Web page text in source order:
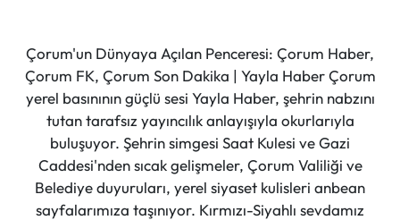
Çorum'un Dünyaya Açılan Penceresi: Çorum Haber,
Çorum FK, Çorum Son Dakika | Yayla Haber Çorum
yerel basınının güçlü sesi Yayla Haber, şehrin nabzını
tutan tarafsız yayıncılık anlayışıyla okurlarıyla
buluşuyor. Şehrin simgesi Saat Kulesi ve Gazi
Caddesi'nden sıcak gelişmeler, Çorum Valiliği ve
Belediye duyuruları, yerel siyaset kulisleri anbean
sayfalarımıza taşınıyor. Kırmızı-Siyahlı sevdamız